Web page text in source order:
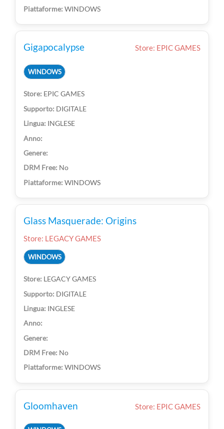
WINDOWS
Gigapocalypse Store: EPIC GAMES
WINDOWS
EPIC GAMES
DIGITALE
INGLESE
No
WINDOWS
Glass Masquerade: Origins
Store: LEGACY GAMES
WINDOWS
LEGACY GAMES
DIGITALE
INGLESE
No
WINDOWS
Gloomhaven Store: EPIC GAMES